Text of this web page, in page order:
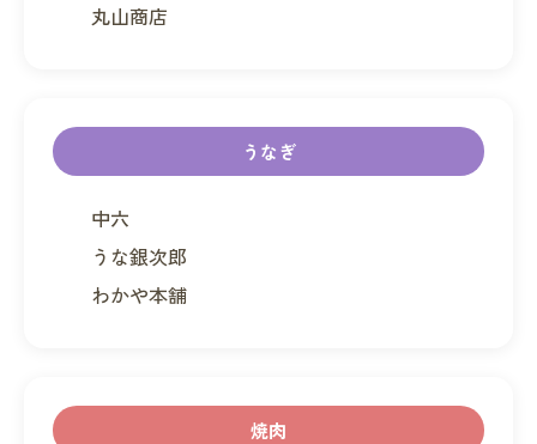
丸山商店
うなぎ
中六
うな銀次郎
わかや本舗
焼肉